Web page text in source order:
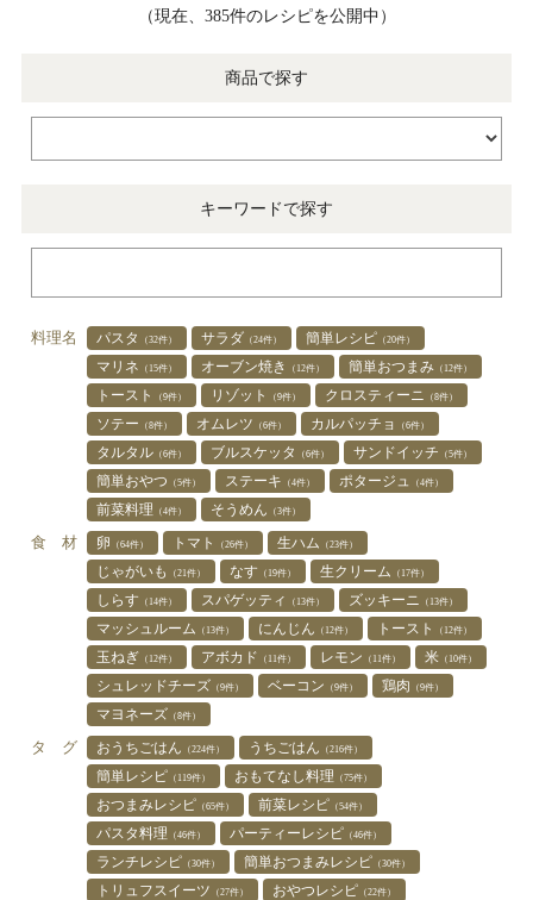
（現在、385件のレシピを公開中）
商品で探す
キーワードで探す
料理名 パスタ （32件） サラダ （24件） 簡単レシピ （20件）
マリネ （15件） オーブン焼き （12件） 簡単おつまみ （12件）
トースト （9件） リゾット （9件） クロスティーニ （8件）
ソテー （8件） オムレツ （6件） カルパッチョ （6件）
タルタル （6件） ブルスケッタ （6件） サンドイッチ （5件）
簡単おやつ （5件） ステーキ （4件） ポタージュ （4件）
前菜料理 （4件） そうめん （3件）
食 材 卵 （64件） トマト （26件） 生ハム （23件）
じゃがいも （21件） なす （19件） 生クリーム （17件）
しらす （14件） スパゲッティ （13件） ズッキーニ （13件）
マッシュルーム （13件） にんじん （12件） トースト （12件）
玉ねぎ （12件） アボカド （11件） レモン （11件） 米 （10件）
シュレッドチーズ （9件） ベーコン （9件） 鶏肉 （9件）
マヨネーズ （8件）
タ グ おうちごはん （224件） うちごはん （216件）
簡単レシピ （119件） おもてなし料理 （75件）
おつまみレシピ （65件） 前菜レシピ （54件）
パスタ料理 （46件） パーティーレシピ （46件）
ランチレシピ （30件） 簡単おつまみレシピ （30件）
トリュフスイーツ （27件） おやつレシピ （22件）